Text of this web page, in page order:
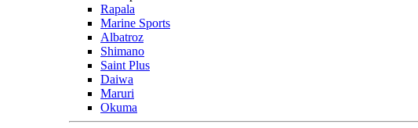
Rapala
Marine Sports
Albatroz
Shimano
Saint Plus
Daiwa
Maruri
Okuma